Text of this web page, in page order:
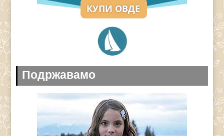
Подржавамо